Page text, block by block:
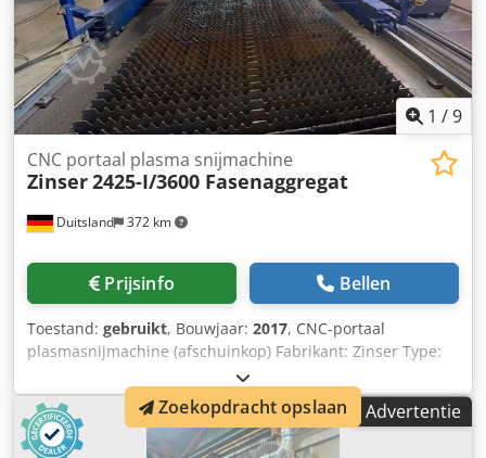
1 /9
Duitsland 372 km
CNC portaal plasma snijmachine
Zinser2425-I/3600 Fasenaggregat
Prijsinfo Bellen
Toestand: gebruikt, Bouwjaar: 2017, CNC-portaal
plasmasnijmachine (afschuinkop) Fabrikant: Zinser Type:
2425-I/3600 Bouwjaar: 2017 CNC-besturing: 5010
Bewegingsbereik: 11 m Snijtafel met oscillerende
transportinrichting, inclusief afzuigsysteem Codpfx Aow
Rpvbjpcsha Afmetingen: 2.000 x 8.000 mm 1 plasmatorch
Advertentie
Zoekopdracht opslaan